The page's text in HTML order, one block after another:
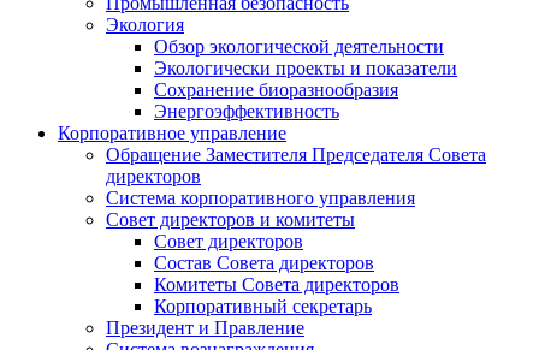
Экология
Обзор экологической деятельности
Экологически проекты и показатели
Сохранение биоразнообразия
Энергоэффективность
Корпоративное управление
Обращение Заместителя Председателя Совета
директоров
Система корпоративного управления
Совет директоров и комитеты
Совет директоров
Состав Совета директоров
Комитеты Совета директоров
Корпоративный секретарь
Президент и Правление